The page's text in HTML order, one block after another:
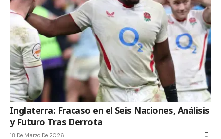
Inglaterra: Fracaso en el Seis Naciones, Análisis
y Futuro Tras Derrota
18 De Marzo De 2026